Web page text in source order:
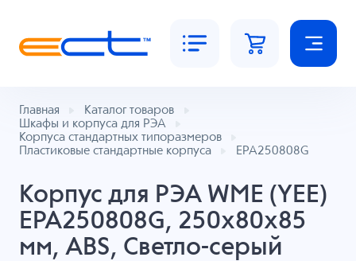
Главная
Каталог товаров
Шкафы и корпуса для РЭА
Корпуса стандартных типоразмеров
Пластиковые стандартные корпуса
EPA250808G
Корпус для РЭА WME (YEE)
EPA250808G, 250x80x85
мм, ABS, Светло-серый